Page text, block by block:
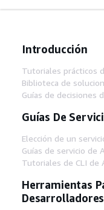
Introducción
Tutoriales prácticos
Biblioteca de
Guías de decisiones
Guías De
Elección de un
Guías de servicio de
Tutoriales de CLI de
Herramientas
Desarrolladores